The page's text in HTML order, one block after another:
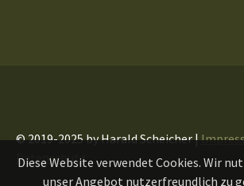
Diese Website verwendet Cookies. Wir
unser Angebot nutzerfreundlich zu
© 2019-2025 by Harald Scheicher |
Datenschutz